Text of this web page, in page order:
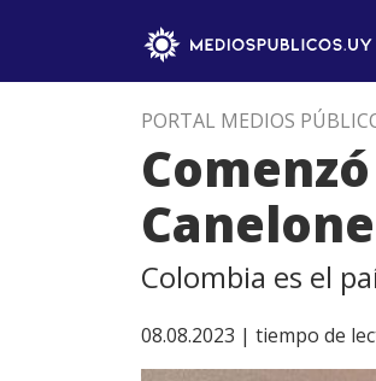
PORTAL MEDIOS
Colombia es el
08.08.2023 | tiempo de